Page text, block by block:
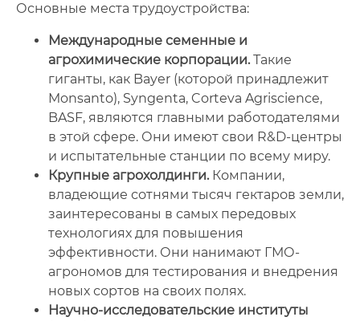
Основные места трудоустройства:
Международные семенные и
агрохимические корпорации.Такие
гиганты, как Bayer (которой принадлежит
Monsanto), Syngenta, Corteva Agriscience,
BASF, являются главными работодателями
в этой сфере. Они имеют свои R&D-центры
и испытательные станции по всему миру.
Крупные агрохолдинги.Компании,
владеющие сотнями тысяч гектаров земли,
заинтересованы в самых передовых
технологиях для повышения
эффективности. Они нанимают ГМО-
агрономов для тестирования и внедрения
новых сортов на своих полях.
Научно-исследовательские институты